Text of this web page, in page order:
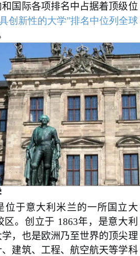
国际各项排名中占据着顶级位
创新性的大学”排名中位列全球
位于意大利米兰的一所国立大
。创立于 1863年，是意大利
，也是欧洲乃至世界的顶尖理
建筑、工程、航空航天等学科